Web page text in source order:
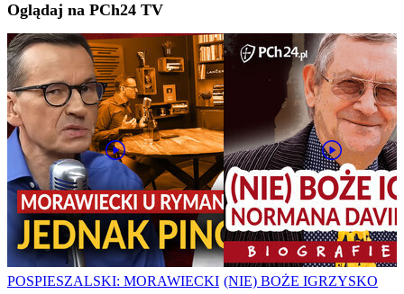
Oglądaj na PCh24 TV
POSPIESZALSKI: MORAWIECKI (NIE) BOŻE IGRZYSKO